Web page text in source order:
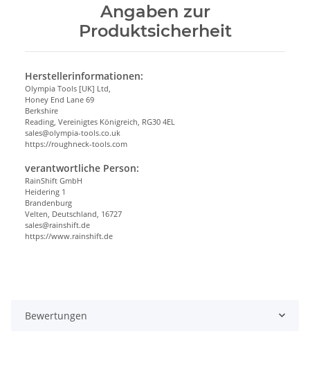
Angaben zur
Produktsicherheit
Herstellerinformationen:
Olympia Tools [UK] Ltd,
Honey End Lane 69
Berkshire
Reading, Vereinigtes Königreich, RG30 4EL
sales@olympia-tools.co.uk
https://roughneck-tools.com
verantwortliche Person:
RainShift GmbH
Heidering 1
Brandenburg
Velten, Deutschland, 16727
sales@rainshift.de
https://www.rainshift.de
Bewertungen